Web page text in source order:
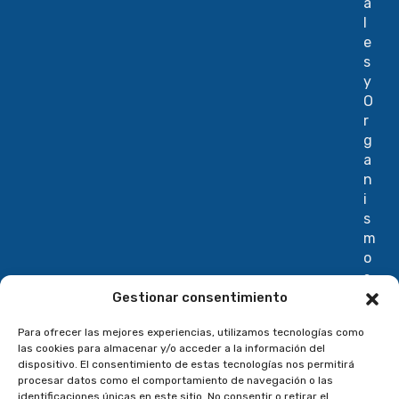
Gestionar consentimiento
Para ofrecer las mejores experiencias, utilizamos tecnologías como
las cookies para almacenar y/o acceder a la información del
dispositivo. El consentimiento de estas tecnologías nos permitirá
procesar datos como el comportamiento de navegación o las
identificaciones únicas en este sitio. No consentir o retirar el
a
e
s
y
O
r
g
a
n
i
s
m
o
s
I